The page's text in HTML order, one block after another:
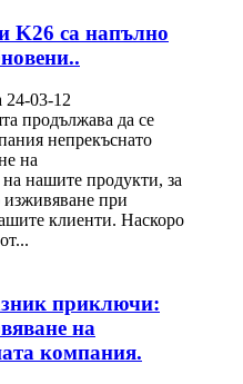
K26 са напълно
24-03-12
продължава да се
непрекъснато
на
нашите продукти, за
изживяване при
клиенти. Наскоро
приключи:
на
компания.